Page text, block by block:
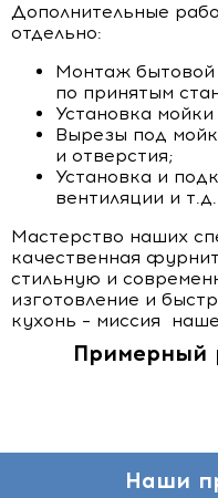
Дополнительные
отдельно:
Монтаж бытовой
по принятым
Установка
Вырезы под
и отверстия;
Установка и
вентиляции и т.д.
Мастерство наших
качественная
стильную и
изготовление и
кухонь – миссия
Примерный
Наши